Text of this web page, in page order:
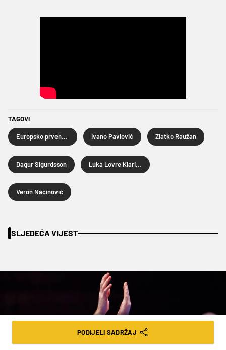
TAGOVI
Ivano Pavlović Zlatko Raužan
Dagur Sigurdsson
Veron Načinović
SLJEDEĆA VIJEST
PODIJELI SADRŽAJ